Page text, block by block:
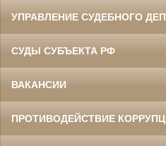
УПРАВЛЕНИЕ СУДЕБНОГО
СУДЫ СУБЪЕКТА РФ
ВАКАНСИИ
ПРОТИВОДЕЙСТВИЕ